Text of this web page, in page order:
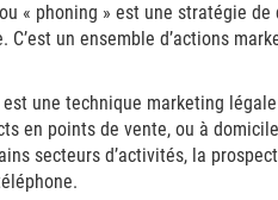
« phoning » est une stratégie
un ensemble d’actions
une technique marketing
en points de vente, ou à
secteurs d’activités, la